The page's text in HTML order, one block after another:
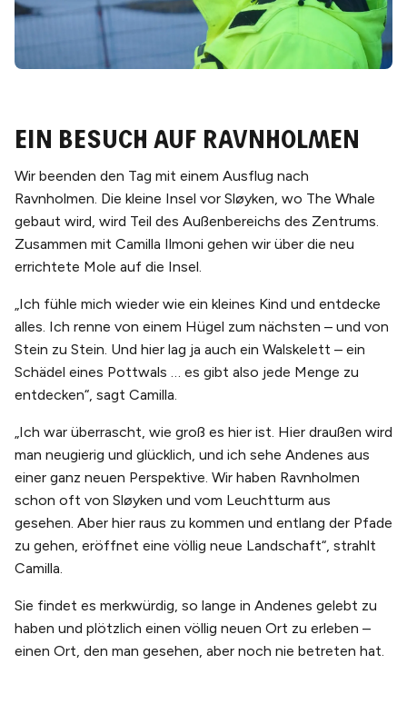
Ein Besuch auf Ravnholmen
Wir beenden den Tag mit einem Ausflug nach
Ravnholmen. Die kleine Insel vor Sløyken, wo The Whale
gebaut wird, wird Teil des Außenbereichs des Zentrums.
Zusammen mit Camilla Ilmoni gehen wir über die neu
errichtete Mole auf die Insel.
„Ich fühle mich wieder wie ein kleines Kind und entdecke
alles. Ich renne von einem Hügel zum nächsten – und von
Stein zu Stein. Und hier lag ja auch ein Walskelett – ein
Schädel eines Pottwals … es gibt also jede Menge zu
entdecken“, sagt Camilla.
„Ich war überrascht, wie groß es hier ist. Hier draußen wird
man neugierig und glücklich, und ich sehe Andenes aus
einer ganz neuen Perspektive. Wir haben Ravnholmen
schon oft von Sløyken und vom Leuchtturm aus
gesehen. Aber hier raus zu kommen und entlang der Pfade
zu gehen, eröffnet eine völlig neue Landschaft“, strahlt
Camilla.
Sie findet es merkwürdig, so lange in Andenes gelebt zu
haben und plötzlich einen völlig neuen Ort zu erleben –
einen Ort, den man gesehen, aber noch nie betreten hat.